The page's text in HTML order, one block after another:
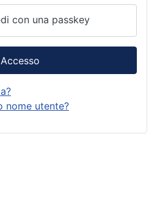
con una passkey
Accesso
nome utente?